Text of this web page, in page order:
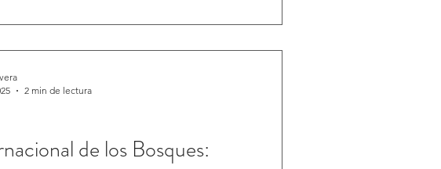
de los Bosques:
2 min de lectura